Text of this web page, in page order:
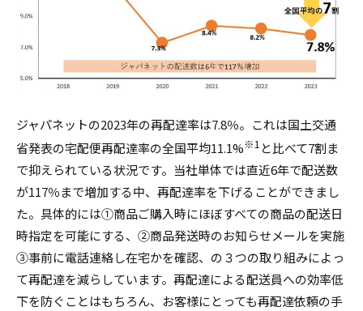
ジャパネットの2023年の再配達率は7.8％。これは国土交通
省発表の宅配便再配達率の全国平均11.1%※1 と比べて7割ま
で抑えられている状況です。当社単体では直近6年で配送数
が117％まで増加する中、再配達率を下げることができまし
た。具体的には①商品ご購入時にほぼすべての商品の配送日
時指定を可能にする、②商品発送時のお知らせメールを実施
③事前に電話連絡し在宅かを確認、の３つの取り組みによっ
て再配達を減らしています。再配達による配送員への効率低
下を防ぐことはもちろん、お客様にとっても再配達依頼の手